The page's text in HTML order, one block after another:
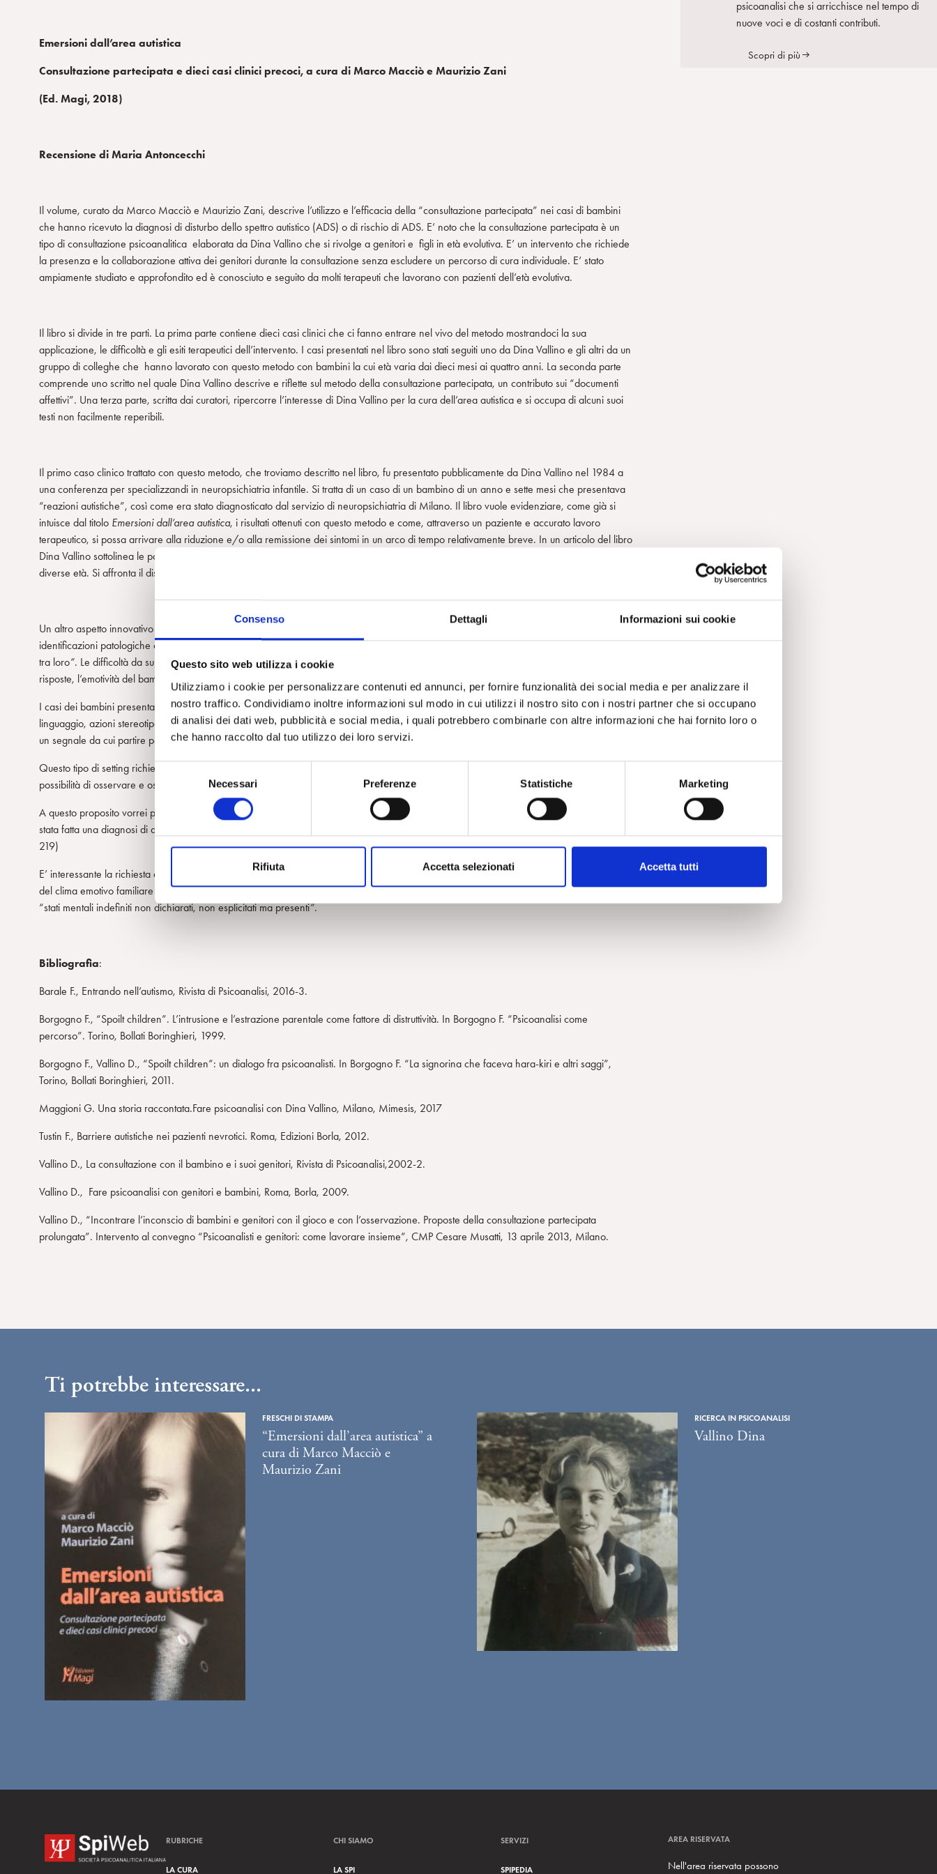
Consenso Dettagli Informazioni sui cookie
Questo sito web utilizza i cookie
Utilizziamo i cookie per personalizzare contenuti ed annunci, per fornire funzionalità dei social media e per analizzare il
nostro traffico. Condividiamo inoltre informazioni sul modo in cui utilizzi il nostro sito con i nostri partner che si occupano
di analisi dei dati web, pubblicità e social media, i quali potrebbero combinarle con altre informazioni che hai fornito loro o
che hanno raccolto dal tuo utilizzo dei loro servizi.
S
e
e
z
e
o
s
e
s
o
Necessari Preferenze Statistiche Marketing
Rifiuta Accetta selezionati Accetta tutti
Emersioni dall’area autistica
Consultazione partecipata e dieci casi clinici precoci, a cura di Marco Macciò e Maurizio Zani
(Ed. Magi, 2018)
Recensione di Maria Antoncecchi
Il volume, curato da Marco Macciò e Maurizio Zani, descrive l’utilizzo e l’efficacia della “consultazione partecipata” nei casi di bambini
che hanno ricevuto la diagnosi di disturbo dello spettro autistico (ADS) o di rischio di ADS. E’ noto che la consultazione partecipata è un
tipo di consultazione psicoanalitica elaborata da Dina Vallino che si rivolge a genitori e figli in età evolutiva. E’ un intervento che richiede
la presenza e la collaborazione attiva dei genitori durante la consultazione senza escludere un percorso di cura individuale. E’ stato
ampiamente studiato e approfondito ed è conosciuto e seguito da molti terapeuti che lavorano con pazienti dell’età evolutiva.
Il libro si divide in tre parti. La prima parte contiene dieci casi clinici che ci fanno entrare nel vivo del metodo mostrandoci la sua
applicazione, le difficoltà e gli esiti terapeutici dell’intervento. I casi presentati nel libro sono stati seguiti uno da Dina Vallino e gli altri da un
gruppo di colleghe che hanno lavorato con questo metodo con bambini la cui età varia dai dieci mesi ai quattro anni. La seconda parte
comprende uno scritto nel quale Dina Vallino descrive e riflette sul metodo della consultazione partecipata, un contributo sui “documenti
affettivi”. Una terza parte, scritta dai curatori, ripercorre l’interesse di Dina Vallino per la cura dell’area autistica e si occupa di alcuni suoi
testi non facilmente reperibili.
Il primo caso clinico trattato con questo metodo, che troviamo descritto nel libro, fu presentato pubblicamente da Dina Vallino nel 1984 a
una conferenza per specializzandi in neuropsichiatria infantile. Si tratta di un caso di un bambino di un anno e sette mesi che presentava
“reazioni autistiche”, così come era stato diagnosticato dal servizio di neuropsichiatria di Milano. Il libro vuole evidenziare, come già si
intuisce dal titolo Emersioni dall’area autistica, i risultati ottenuti con questo metodo e come, attraverso un paziente e accurato lavoro
terapeutico, si possa arrivare alla riduzione e/o alla remissione dei sintomi in un arco di tempo relativamente breve. In un articolo del libro
Dina Vallino sottolinea le potenzialità anche preventive del metodo: “la consultazione partecipata è un intervento preventivo idoneo a
diverse età. Si affronta il disagio del bambino prima che la ‘sequela patologica’ di sintomi si sia consolidata” (Vallino, 2013).
Un altro aspetto innovativo del metodo è la possibilità da parte del terapeuta di cogliere e rendere consapevoli tutti quei fraintendimenti e
identificazioni patologiche che ostacolano la comunicazione tra i genitori e il bambino per poter “riaccendere il legame mentale e affettivo
tra loro”. Le difficoltà da superare sono diverse a seconda dei casi trattati, tuttavia è cruciale per l’analista raggiungere, attraverso le sue
risposte, l’emotività del bambino per poter entrare in contatto con le sue potenzialità comunicative oscurate dalle difese autistiche.
I casi dei bambini presentati, infatti, mostrano chiari segni di chiusura in se stessi, di isolamento, assenza di richieste relazionali, scarso
linguaggio, azioni stereotipate, esplosioni di rabbia che rendono il lavoro del terapeuta particolarmente arduo nel tentativo di intercettare
un segnale da cui partire per poter attivare un canale comunicativo.
Questo tipo di setting richiede la partecipazione attiva dei genitori e la loro disponibilità a “mettersi in gioco” dando loro anche la
possibilità di osservare e osservarsi aprendosi, con l’aiuto del terapeuta, ad una nuova capacità di comprensione.
A questo proposito vorrei precisare che per Dina Vallino la definizione di “area autistica” si riferisce non necessariamente a persone cui è
stata fatta una diagnosi di autismo, ma ad “… un’area in cui non riesce ad avvenire un’esperienza emotiva condivisa da entrambi”. (pag.
219)
E’ interessante la richiesta da parte del terapeuta di “documenti affettivi” come foto, oggetti, filmini, documenti, disegni. Una testimonianza
del clima emotivo familiare ma anche un mezzo attraverso il quale si può costruire la storia del bambino a partire da ricordi, emozioni e
“stati mentali indefiniti non dichiarati, non esplicitati ma presenti”.
Bibliografia:
Barale F., Entrando nell’autismo, Rivista di Psicoanalisi, 2016-3.
Borgogno F., “Spoilt children”. L’intrusione e l’estrazione parentale come fattore di distruttività. In Borgogno F. “Psicoanalisi come
percorso”. Torino, Bollati Boringhieri, 1999.
Borgogno F., Vallino D., “Spoilt children”: un dialogo fra psicoanalisti. In Borgogno F. “La signorina che faceva hara-kiri e altri saggi”,
Torino, Bollati Boringhieri, 2011.
Maggioni G. Una storia raccontata.Fare psicoanalisi con Dina Vallino, Milano, Mimesis, 2017
Tustin F., Barriere autistiche nei pazienti nevrotici. Roma, Edizioni Borla, 2012.
Vallino D., La consultazione con il bambino e i suoi genitori, Rivista di Psicoanalisi,2002-2.
Vallino D., Fare psicoanalisi con genitori e bambini, Roma, Borla, 2009.
Vallino D., “Incontrare l’inconscio di bambini e genitori con il gioco e con l’osservazione. Proposte della consultazione partecipata
prolungata”. Intervento al convegno “Psicoanalisti e genitori: come lavorare insieme”, CMP Cesare Musatti, 13 aprile 2013, Milano.
psicoanalisi che si arricchisce nel tempo di
nuove voci e di costanti contributi.
Scopri di più
Ti potrebbe interessare...
FRESCHI DI STAMPA
“Emersioni dall’area autistica” a
cura di Marco Macciò e
Maurizio Zani
RICERCA IN PSICOANALISI
Vallino Dina
RUBRICHE
LA CURA
CHI SIAMO
LA SPI
SERVIZI
SPIPEDIA
AREA RISERVATA
Nell'area riservata possono